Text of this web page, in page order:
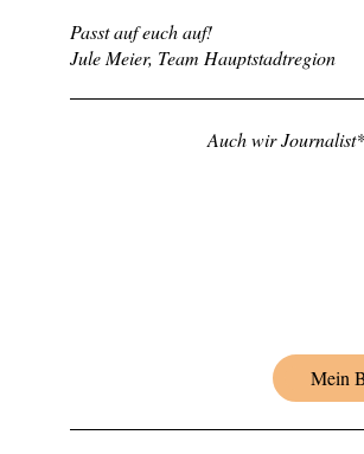
Passt auf euch auf!
Jule Meier, Team Hauptstadtregion
Auch wir
Mein